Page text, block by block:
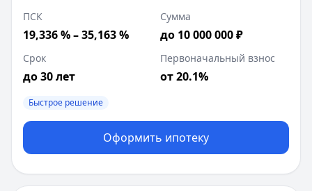
ПСК
19,336 % – 35,163 %
Сумма
до 10 000 000 ₽
Срок
до 30 лет
Первоначальный взнос
от 20.1%
Быстрое решение
Оформить ипотеку